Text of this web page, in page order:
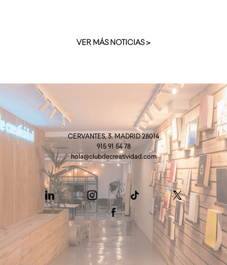
VER MÁS NOTICIAS >
CERVANTES, 3. MADRID 28014
915 91 54 78
hola@clubdecreatividad.com